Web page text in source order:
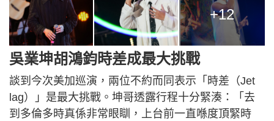
+12
吳業坤胡鴻鈞時差成最大挑戰
談到今次美加巡演，兩位不約而同表示「時差（Jet
lag）」是最大挑戰。坤哥透露行程十分緊湊：「去
到多倫多時真係非常眼瞓，上台前一直喺度頂緊時